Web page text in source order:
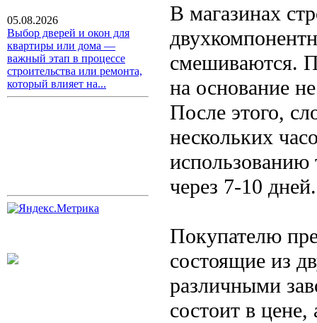
05.08.2026
Выбор дверей и окон для
квартиры или дома —
важный этап в процессе
строительства или ремонта,
который влияет на...
В магазинах
смешиваются.
на основание
После этого,
нескольких
использованию
через 7-10 дней.
Покупателю
состоящие из
различными
состоит в